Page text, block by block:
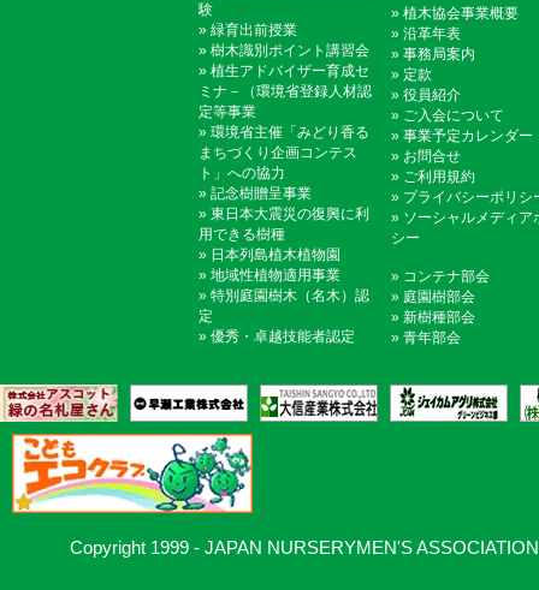
験
» 緑育出前授業
» 樹木識別ポイント講習会
» 植生アドバイザー育成セ
ミナ－（環境省登録人材認
定等事業
» 環境省主催「みどり香る
まちづくり企画コンテス
ト」への協力
» 記念樹贈呈事業
» 東日本大震災の復興に利
用できる樹種
» 日本列島植木植物園
» 地域性植物適用事業
» 特別庭園樹木（名木）認
定
» 優秀・卓越技能者認定
» 植木協会事業概要
» 沿革年表
» 事務局案内
» 定款
» 役員紹介
» ご入会について
» 事業予定カレンダー
» お問合せ
» ご利用規約
» プライバシーポリシ
» ソーシャルメディア
シー
» コンテナ部会
» 庭園樹部会
» 新樹種部会
» 青年部会
Copyright 1999 - JAPAN NURSERYMEN'S